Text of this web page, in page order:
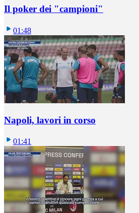
Il poker dei "campioni"
01:48
Napoli, lavori in corso
01:41